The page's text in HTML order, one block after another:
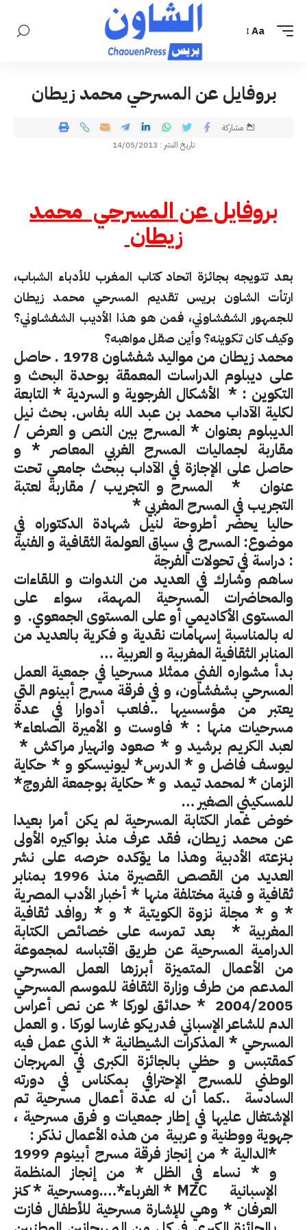
Aa
بروفايل عن المسرحي محمد زيطان
تاريخ النشر : 14/05/2013
مشاركة
بروفايل عن المسرحي محمد
زيطان
بعد تتويجه بجائزة اتحاد كتاب المغرب للأدباء الشباب،
ارتأت الشاون بريس تقديم المسرحي محمد زيطان
للجمهور الشفشاوني، فمن هو هذا الأديب الشفشاوني؟
وكيف كان تكوينه؟ وأين صقل مواهبه؟
محمد زيطان
من مواليد شفشاون 1978 . حاصل
على ديبلوم الدراسات المعمقة بوحدة البحث و
التكوين : * الأشكال الفرجوية و السردية * التابعة
لكلية الآداب محمد بن عبد الله بفاس. بحث نيل
الديبلوم بعنوان * المسرح بين النص و العرض /
مقاربة لجماليات المسرح الغربي المعاصر * و
حاصل على الإجازة في الآداب ببحث جامعي تحت
عنوان
*
المسرح و التجريب / مقاربة لعتبة
التجريب في المسرح المغربي *
حاليا يحضر أطروحة لنيل شهادة الدكتوراه في
موضوع: المسرح في سياق العولمة الثقافية و الفنية
: دراسة في تحولات الفرجة
ساهم وشارك في العديد من الندوات و اللقاءات
والمحاضرات المسرحية المهمة، سواء على
المستوى الأكاديمي أو على المستوى الجمعوي. و
له بالمناسبة إسهامات نقدية و فكرية بالعديد من
المنابر الثقافية المغربية و العربية …
بدأ مشواره الفني ممثلا مسرحيا في جمعية العمل
المسرحي بشفشاون، و في فرقة مسرح أبينوم التي
يعتبر من مؤسسيها ..فلعب أدوارا في عدة
مسرحيات منها : * فاوست و الأميرة الصلعاء*
لعبد الكريم برشيد و * صعود وانهيار مراكش *
ليوسف فاضل و * الدرس* ليونيسكو و * حكاية
الزمان * لمحمد تيمد و * حكاية بوجمعة الفروج*
للمسكيني الصغير …
خوض غمار الكتابة المسرحية لم يكن أمرا بعيدا
عن محمد زيطان، فقد عرف منذ بواكيره الأولى
بنزعته الأدبية وهذا ما يؤكده حرصه على نشر
العديد من القصص القصيرة منذ 1996 بمنابر
ثقافية و فنية مختلفة منها * أخبار الأدب المصرية
* و * مجلة نزوة الكويتية * و * روافد ثقافية
المغربية *
بعد تمرسه على خصائص الكتابة
الدرامية المسرحية عن طريق اقتباسه لمجموعة
من الأعمال المتميزة أبرزها العمل المسرحي
المدعم من طرف وزارة الثقافة للموسم المسرحي
2004/2005 * حدائق لوركا * عن نص أعراس
الدم للشاعر الإسباني فدريكو غارسا لوركا . و العمل
المسرحي * المذكرات الشيطانية * الذي عمل فيه
كمقتبس و حظي بالجائزة الكبرى في المهرجان
الوطني للمسرح الإحترافي بمكناس في دورته
السادسة
..كما أن له عدة أعمال مسرحية تم
الإشتغال عليها في إطار جمعيات و فرق مسرحية ،
جهوية ووطنية و عربية من هذه الأعمال نذكر :
*الدالية
* من إنجاز فرقة مسرح أبينوم 1999
و * نساء في الظل * من إنجاز المنظمة
الإسبانية
MZC
*الغرباء*….ومسرحية * كنز
العرفان * وهي للإشارة مسرحية للأطفال فازت